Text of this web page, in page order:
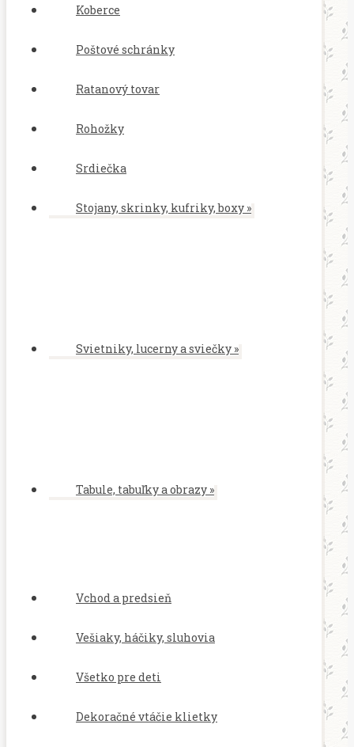
Koberce
Poštové schránky
Ratanový tovar
Rohožky
Srdiečka
Stojany, skrinky, kufriky, boxy »
Svietniky, lucerny a sviečky »
Tabule, tabuľky a obrazy »
Vchod a predsieň
Vešiaky, háčiky, sluhovia
Všetko pre deti
Dekoračné vtáčie klietky